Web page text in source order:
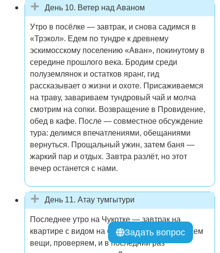
День 10. Ветер над Аваном
Утро в посёлке — завтрак, и снова садимся в
«Трэкол». Едем по тундре к древнему
эскимосскому поселению «Аван», покинутому в
середине прошлого века. Бродим среди
полуземлянок и остатков яранг, гид
рассказывает о жизни и охоте. Присаживаемся
на траву, завариваем тундровый чай и молча
смотрим на сопки. Возвращение в Провидение,
обед в кафе. После — совместное обсуждение
тура: делимся впечатлениями, обещаниями
вернуться. Прощальный ужин, затем баня —
жаркий пар и отдых. Завтра разлёт, но этот
вечер останется с нами.
День 11. Атау тумгытури
Последнее утро на Чукотке — завтрак на
квартире с видом на бухту. Не спеша собираем
вещи, проверяем, и в последний раз
Задать вопрос